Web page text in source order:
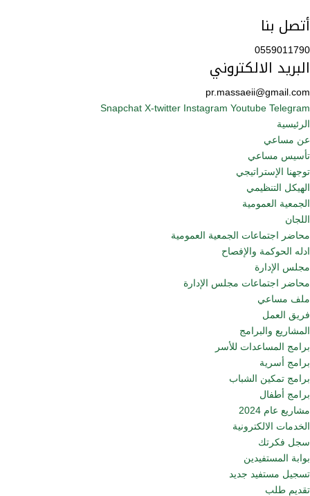
أتصل بنا
0559011790
البريد الالكتروني
pr.massaeii@gmail.com
Snapchat X-twitter Instagram Youtube Telegram
الرئيسية
عن مساعي
تأسيس مساعي
توجهنا الإستراتيجي
الهيكل التنظيمي
الجمعية العمومية
اللجان
محاضر اجتماعات الجمعية العمومية
ادله الحوكمة والإفصاح
مجلس الإدارة
محاضر اجتماعات مجلس الإدارة
ملف مساعي
فريق العمل
المشاريع والبرامج
برامج المساعدات للأسر
برامج أسرية
برامج تمكين الشباب
برامج أطفال
مشاريع عام 2024
الخدمات الالكترونية
سجل فكرتك
بوابة المستفيدين
تسجيل مستفيد جديد
تقديم طلب